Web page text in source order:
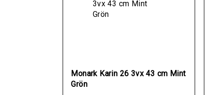
Monark Karin 26 3vx 43 cm Mint
Grön